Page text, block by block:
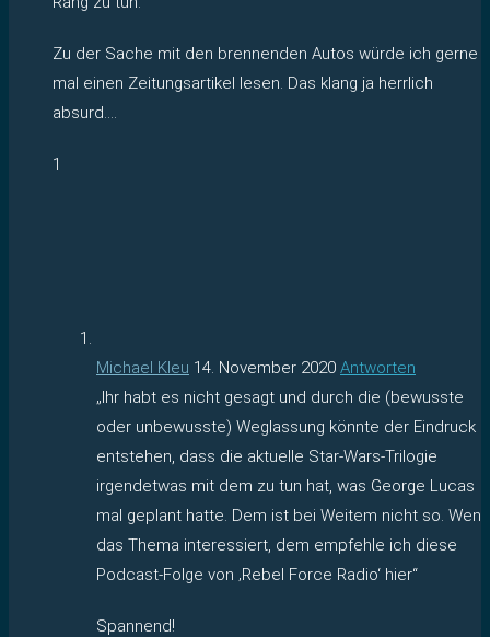
Zu der Sache mit den brennenden Autos würde ich gerne
mal einen Zeitungsartikel lesen. Das klang ja herrlich
absurd….
1
Michael Kleu 14. November 2020 Antworten
„Ihr habt es nicht gesagt und durch die (bewusste
oder unbewusste) Weglassung könnte der Eindruck
entstehen, dass die aktuelle Star-Wars-Trilogie
irgendetwas mit dem zu tun hat, was George Lucas
mal geplant hatte. Dem ist bei Weitem nicht so. Wen
das Thema interessiert, dem empfehle ich diese
Podcast-Folge von ‚Rebel Force Radio‘ hier“
Spannend!